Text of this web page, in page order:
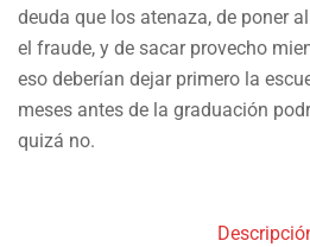
deuda que los atenaza, de poner
el fraude, y de sacar provecho
eso deberían dejar primero la
meses antes de la graduación
quizá no.